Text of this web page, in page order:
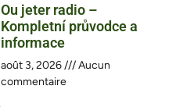
Ou jeter radio –
Kompletní průvodce a
informace
août 3, 2026
Aucun
commentaire